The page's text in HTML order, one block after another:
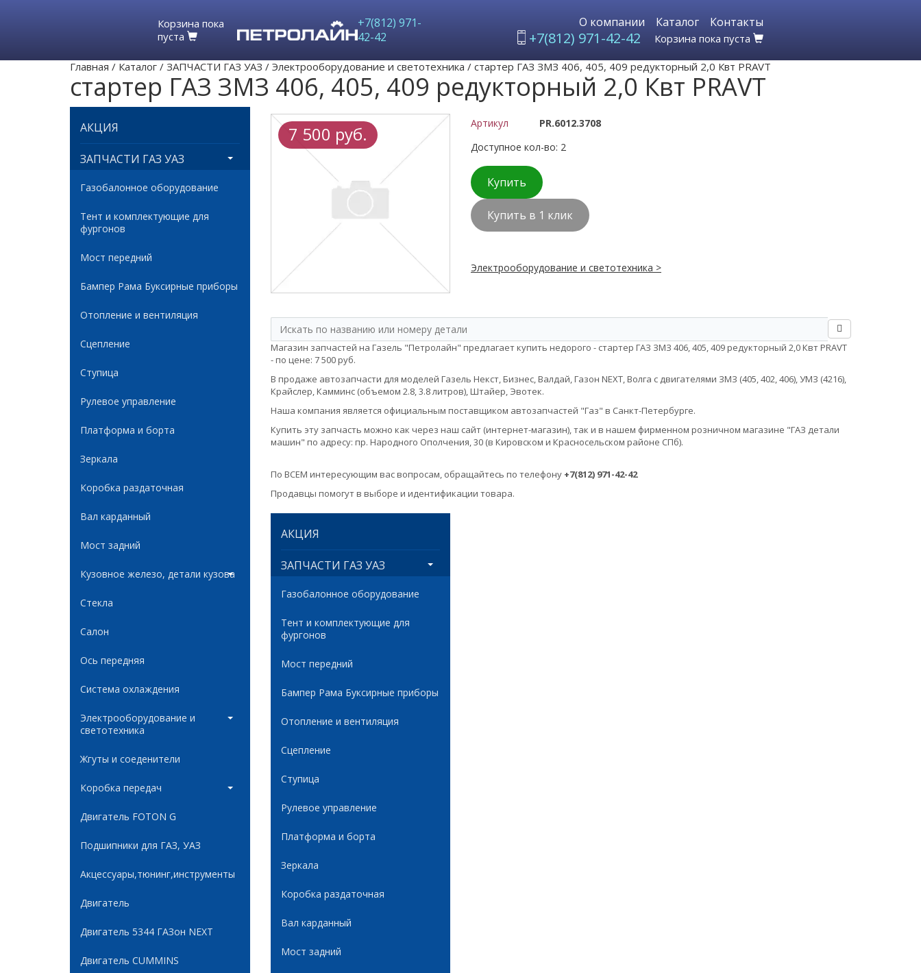
Корзина пока
пуста
+7(812) 971-
42-42
О компании Каталог Контакты
+7(812) 971-42-42 Корзина пока пуста
Главная / Каталог / ЗАПЧАСТИ ГАЗ УАЗ / Электрооборудование и светотехника / стартер ГАЗ ЗМЗ 406, 405, 409 редукторный 2,0 Квт PRAVT
стартер ГАЗ ЗМЗ 406, 405, 409 редукторный 2,0 Квт PRAVT
АКЦИЯ
ЗАПЧАСТИ ГАЗ УАЗ
Газобалонное оборудование
Тент и комплектующие для
фургонов
Мост передний
Бампер Рама Буксирные приборы
Отопление и вентиляция
Сцепление
Ступица
Рулевое управление
Платформа и борта
Зеркала
Коробка раздаточная
Вал карданный
Мост задний
Кузовное железо, детали кузова
Стекла
Салон
Ось передняя
Система охлаждения
Электрооборудование и
светотехника
Жгуты и соеденители
Коробка передач
Двигатель FOTON G
Подшипники для ГАЗ, УАЗ
Акцессуары,тюнинг,инструменты
Двигатель
Двигатель 5344 ГАЗон NEXT
Двигатель CUMMINS
7 500 руб. Артикул
PR.6012.3708
Доступное кол-во: 2
Купить
Купить в 1 клик
Электрооборудование и светотехника >
Магазин запчастей на Газель "Петролайн" предлагает купить недорого - стартер ГАЗ ЗМЗ 406, 405, 409 редукторный 2,0 Квт PRAVT
- по цене: 7 500 руб.
В продаже автозапчасти для моделей Газель Некст, Бизнес, Валдай, Газон NEXT, Волга с двигателями ЗМЗ (405, 402, 406), УМЗ (4216),
Крайслер, Камминс (объемом 2.8, 3.8 литров), Штайер, Эвотек.
Наша компания является официальным поставщиком автозапчастей "Газ" в Санкт-Петербурге.
Купить эту запчасть можно как через наш сайт (интернет-магазин), так и в нашем фирменном розничном магазине "ГАЗ детали
машин" по адресу: пр. Народного Ополчения, 30 (в Кировском и Красносельском районе СПб).
По ВСЕМ интересующим вас вопросам, обращайтесь по телефону +7(812) 971-42-42
Продавцы помогут в выборе и идентификации товара.
АКЦИЯ
ЗАПЧАСТИ ГАЗ УАЗ
Газобалонное оборудование
Тент и комплектующие для
фургонов
Мост передний
Бампер Рама Буксирные приборы
Отопление и вентиляция
Сцепление
Ступица
Рулевое управление
Платформа и борта
Зеркала
Коробка раздаточная
Вал карданный
Мост задний